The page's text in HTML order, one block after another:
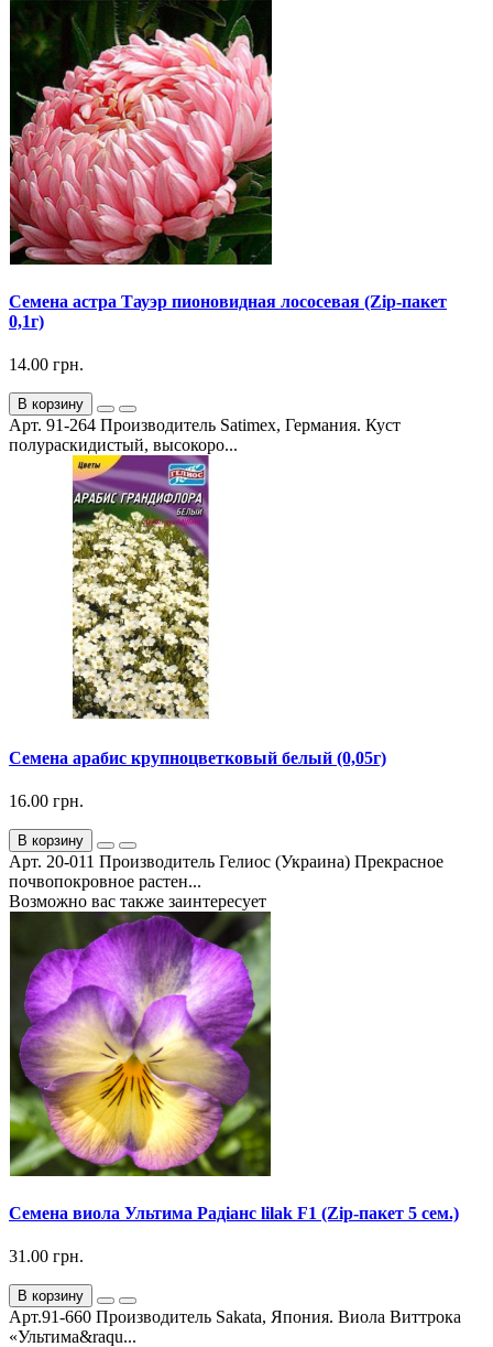
Семена астра Тауэр пионовидная лососевая (Zip-пакет
0,1г)
14.00 грн.
В корзину
Арт. 91-264 Производитель Satimex, Германия. Куст
полураскидистый, высокоро...
Семена арабис крупноцветковый белый (0,05г)
16.00 грн.
В корзину
Арт. 20-011 Производитель Гелиос (Украина) Прекрасное
почвопокровное растен...
Возможно вас также заинтересует
Семена виола Ультима Радіанс lilak F1 (Zip-пакет 5 сем.)
31.00 грн.
В корзину
Арт.91-660 Производитель Sakata, Япония. Виола Виттрока
«Ультима&raqu...